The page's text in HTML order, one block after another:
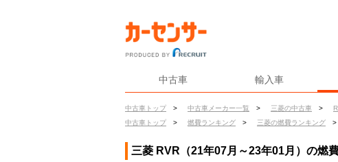
中古車 輸入車
中古車トップ > 中古車メーカー一覧 > 三菱の中古車 >
中古車トップ
> 燃費ランキング > 三菱の燃費ランキング >
三菱 RVR（21年07月～23年01月）の燃